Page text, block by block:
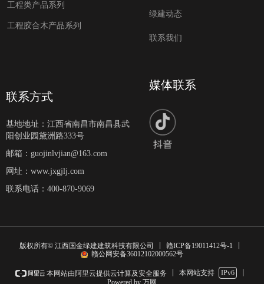
基地地址： 江西省南昌市南昌县武
阳创业园黛洲路333号
邮箱： guojinlvjian@163.com
网址： www.jxgjlj.com
联系电话： 400-870-9069
联系方式
绿建动态
联系我们
工程类产品系列
工程胶合木产品系列
媒体联系
版权所有© 江西国金绿建建筑科技有限公司
赣ICP备19011412号-1
赣公网安备36012102000562号
本网站由阿里云提供云计算及安全服务 本网站支持
IPv6
Powered by 万网